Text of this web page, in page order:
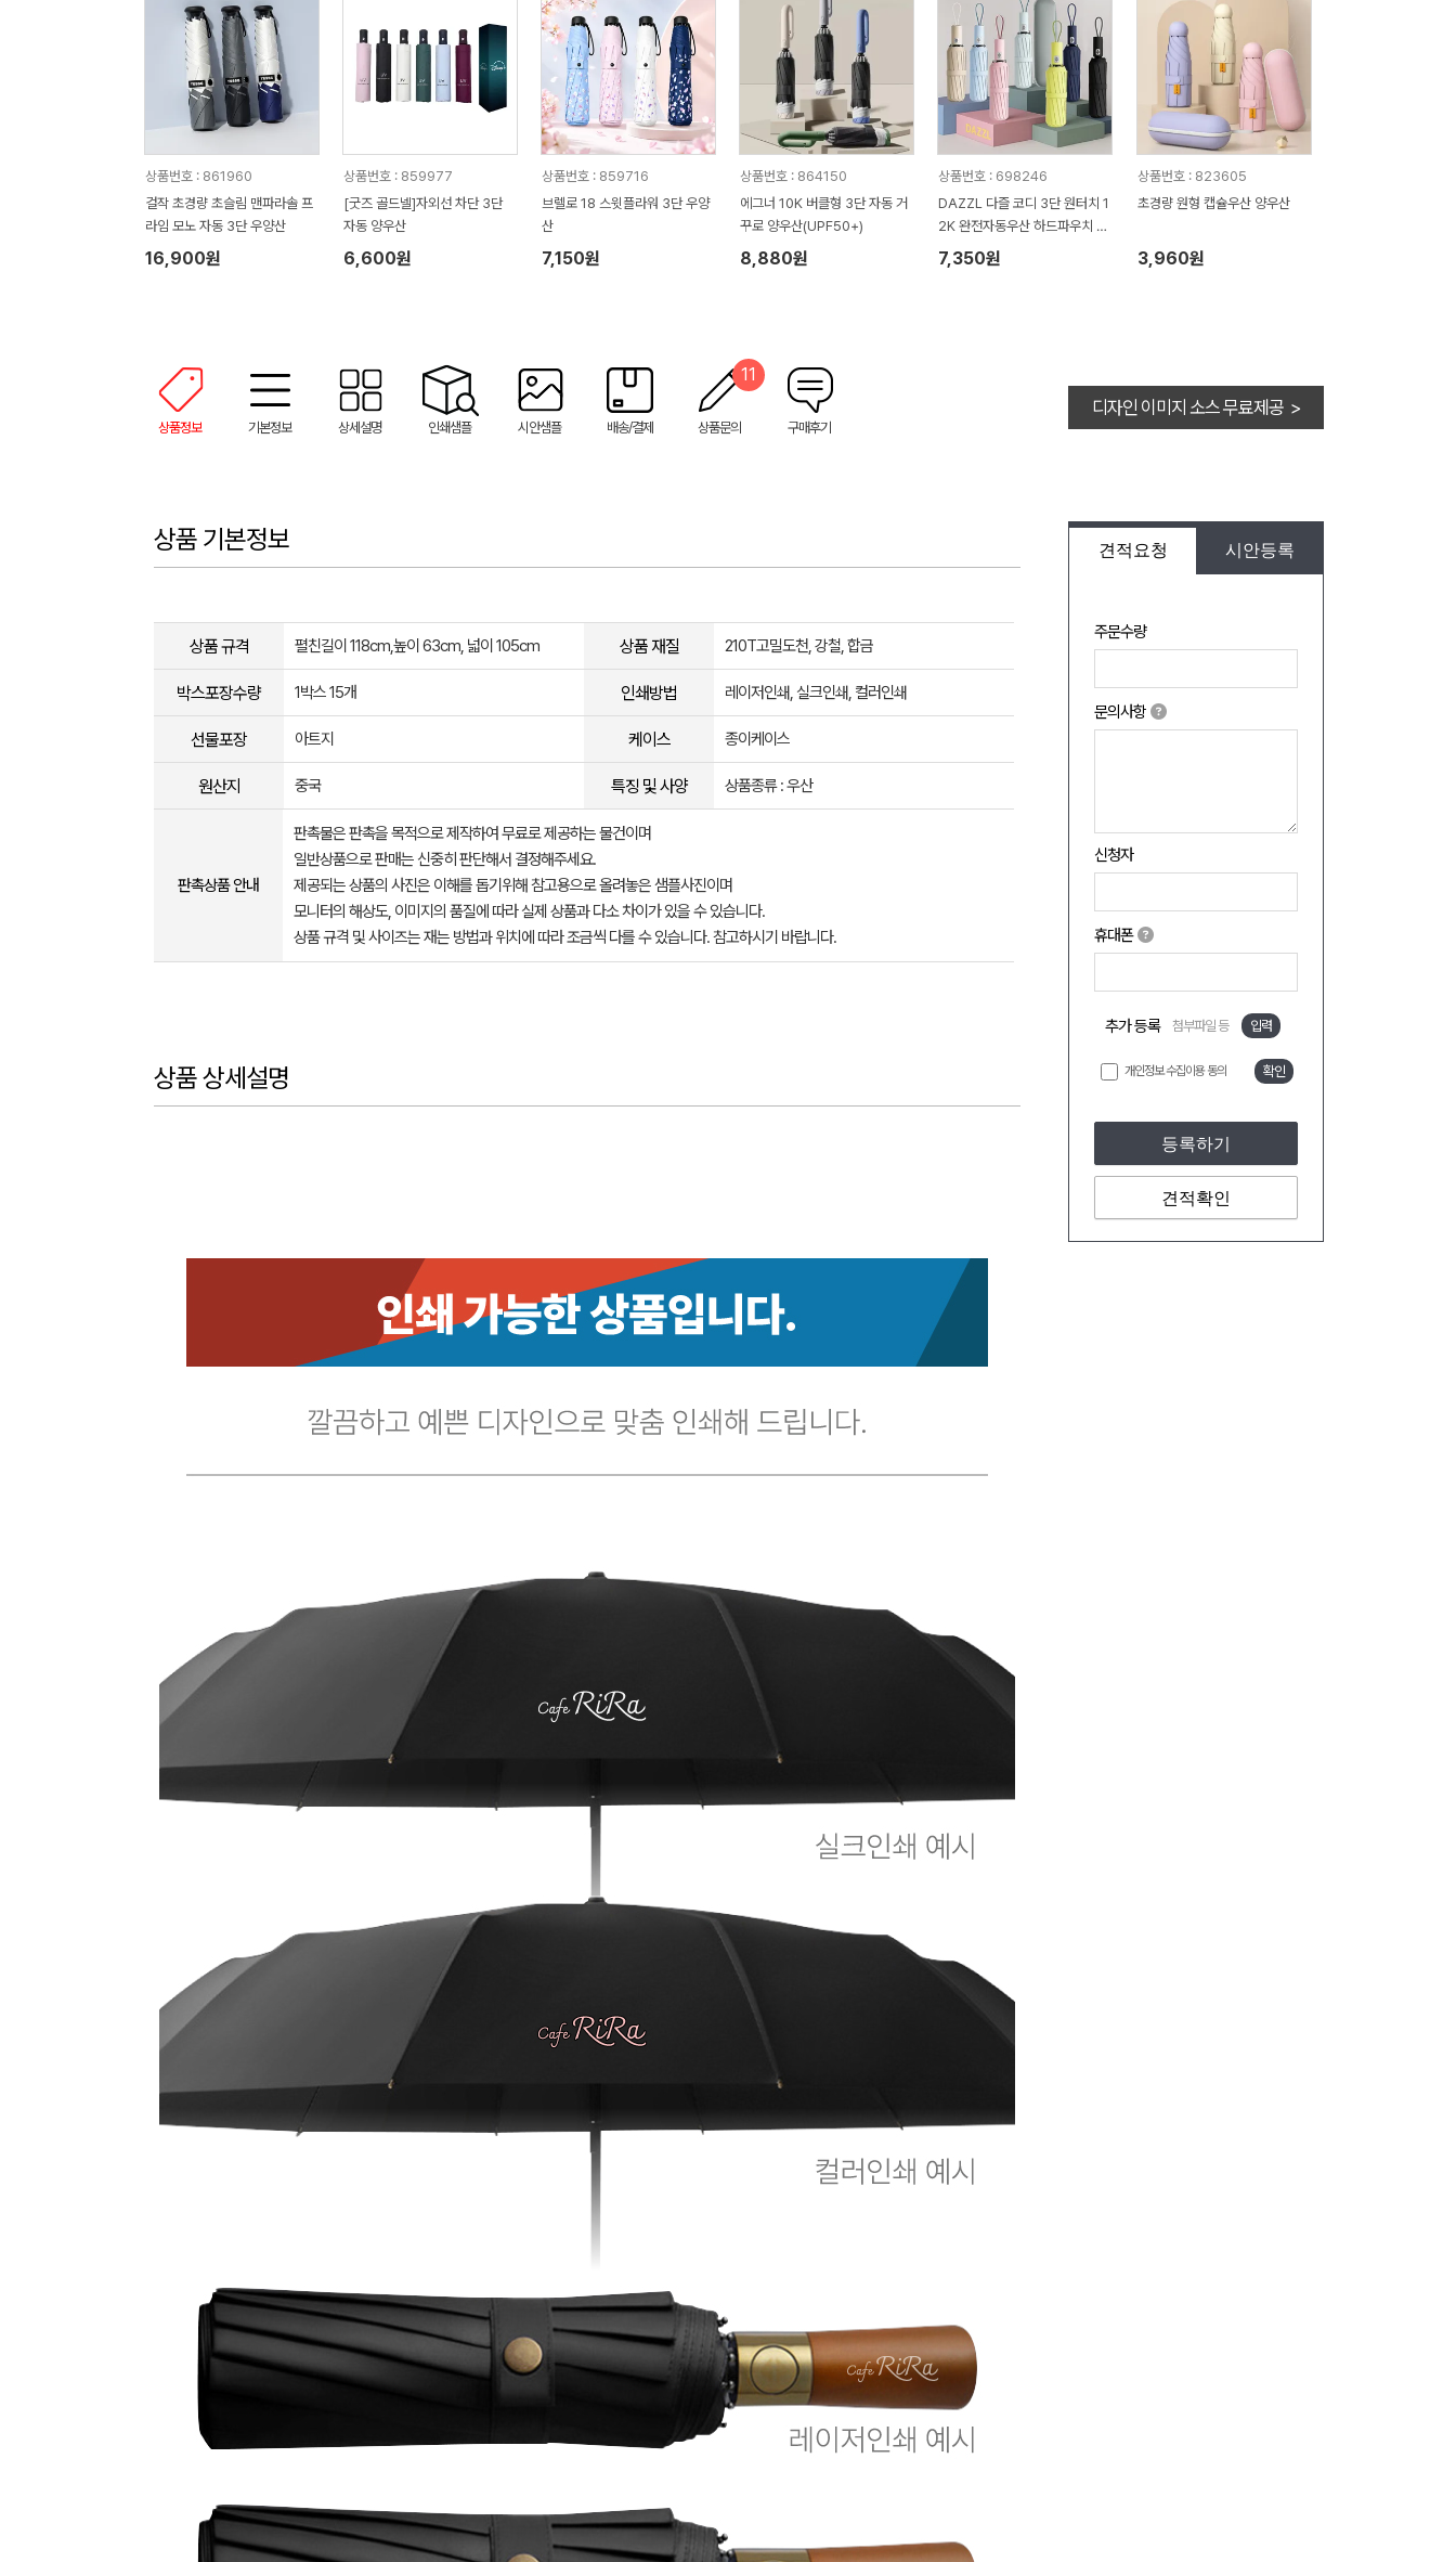
상품번호 : 861960
걸작 초경량 초슬림 맨파라솔 프
라임 모노 자동 3단 우양산
16,900원
상품번호 : 859977
[굿즈 골드넬]자외선 차단 3단
자동 양우산
6,600원
상품번호 : 859716
브렐로 18 스윗플라워 3단 우양
산
7,150원
상품번호 : 864150
에그너 10K 버클형 3단 자동 거
꾸로 양우산(UPF50+)
8,880원
상품번호 : 698246
DAZZL 다즐 코디 3단 원터치 1
2K 완전자동우산 하드파우치 포
함 (풀칼라인쇄)
7,350원
상품번호 : 823605
초경량 원형 캡슐우산 양우산
3,960원
상품정보 기본정보 상세설명 인쇄샘플 시안샘플 배송/결제 상품문의
11
구매후기
디자인 이미지 소스 무료제공 >
견적요청 시안등록
주문수량
문의사항
신청자
휴대폰
추가 등록 첨부파일 등 입력
개인정보 수집이용 동의 확인
등록하기
견적확인
상품 기본정보
상품 규격 펼친길이 118cm,높이 63cm, 넓이 105cm 상품 재질 210T고밀도천, 강철, 합금
박스포장수량 1박스 15개 인쇄방법 레이저인쇄, 실크인쇄, 컬러인쇄
선물포장 아트지 케이스 종이케이스
원산지 중국 특징 및 사양 상품종류 : 우산
판촉상품 안내
판촉물은 판촉을 목적으로 제작하여 무료로 제공하는 물건이며
일반상품으로 판매는 신중히 판단해서 결정해주세요.
제공되는 상품의 사진은 이해를 돕기위해 참고용으로 올려놓은 샘플사진이며
모니터의 해상도, 이미지의 품질에 따라 실제 상품과 다소 차이가 있을 수 있습니다.
상품 규격 및 사이즈는 재는 방법과 위치에 따라 조금씩 다를 수 있습니다. 참고하시기 바랍니다.
상품 상세설명